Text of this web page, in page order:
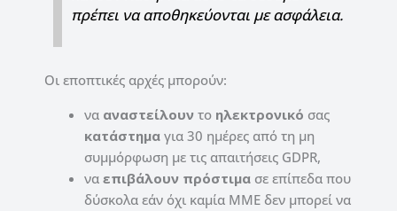
πρέπει να αποθηκεύονται με ασφάλεια.
Oι εποπτικές αρχές μπορούν:
να αναστείλουν το ηλεκτρονικό σας
κατάστημα για 30 ημέρες από τη μη
συμμόρφωση με τις απαιτήσεις GDPR,
να επιβάλουν πρόστιμα σε επίπεδα που
δύσκολα εάν όχι καμία ΜΜΕ δεν μπορεί να